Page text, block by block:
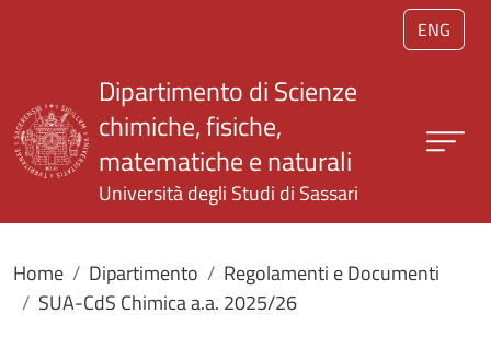
Salta al contenuto principale
ENG
Dipartimento di Scienze
chimiche, fisiche,
matematiche e naturali
Università degli Studi di Sassari
Home Dipartimento
Regolamenti e Documenti
SUA-CdS Chimica a.a. 2025/26